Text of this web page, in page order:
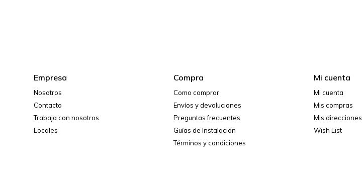
Empresa
Nosotros
Contacto
Trabaja con nosotros
Locales
Compra
Como comprar
Envíos y devoluciones
Preguntas frecuentes
Guías de Instalación
Términos y condiciones
Mi cuenta
Mi cuenta
Mis compras
Mis direcciones
Wish List